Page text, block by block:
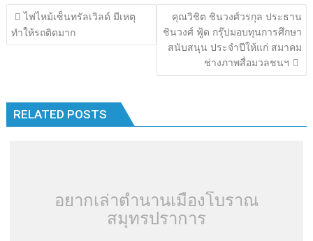
o
o
r dI
n
Li
n
k
แนะแนว
เรื่อง
ไฟไหม้เซ็นทรัลเวิลด์ มีเหตุ
ทำให้รถติดมาก
คุณวิชิต ชินวงศ์วรกุล ประธาน
ชินวงศ์ ฟู้ด กรุ๊ปมอบทุนการศึกษา
สนับสนุน ประจำปีให้แก่ สมาคม
ช่างภาพสื่อมวลชนฯ
RELATED POSTS
อยากเล่าตำนานเมืองโบราณ
สมุทรปราการ